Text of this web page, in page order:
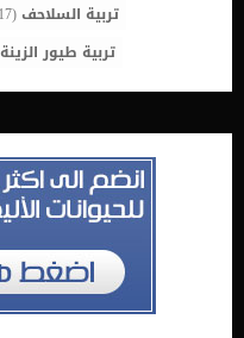
تربية السلاحف(17)
تربية طيور الزينة